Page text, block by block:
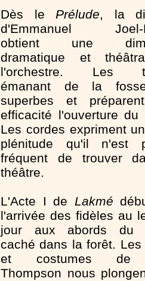
Dès le Prélude, la
d'Emmanuel Joel-
obtient une
dramatique et
l'orchestre. Les
émanant de la
superbes et
efficacité l'ouverture du
Les cordes expriment
plénitude qu'il n'est
fréquent de trouver
théâtre.
L'Acte I de Lakmé
l'arrivée des fidèles au
jour aux abords du
caché dans la forêt. Les
et costumes de
Thompson nous